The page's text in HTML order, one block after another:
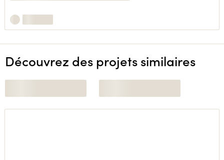
Découvrez des projets similaires